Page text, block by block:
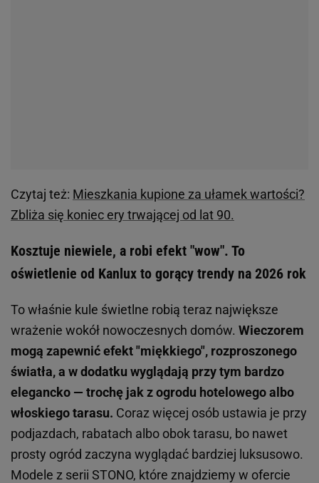
Czytaj też: Mieszkania kupione za ułamek wartości?
Zbliża się koniec ery trwającej od lat 90.
Kosztuje niewiele, a robi efekt "wow". To
oświetlenie od Kanlux to gorący trendy na 2026 rok
To właśnie kule świetlne robią teraz największe
wrażenie wokół nowoczesnych domów. Wieczorem
mogą zapewnić efekt "miękkiego", rozproszonego
światła, a w dodatku wyglądają przy tym bardzo
elegancko — trochę jak z ogrodu hotelowego albo
włoskiego tarasu. Coraz więcej osób ustawia je przy
podjazdach, rabatach albo obok tarasu, bo nawet
prosty ogród zaczyna wyglądać bardziej luksusowo.
Modele z serii STONO, które znajdziemy w ofercie